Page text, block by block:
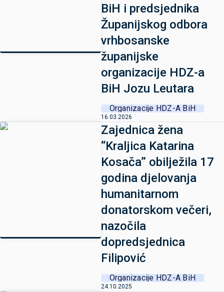
BiH i predsjednika
Županijskog odbora
vrhbosanske
županijske
organizacije HDZ-a
BiH Jozu Leutara
Organizacije HDZ-A BiH
16.03.2026
Zajednica žena
“Kraljica Katarina
Kosača” obilježila 17
godina djelovanja
humanitarnom
donatorskom večeri,
nazočila
dopredsjednica
Filipović
Organizacije HDZ-A BiH
24.10.2025